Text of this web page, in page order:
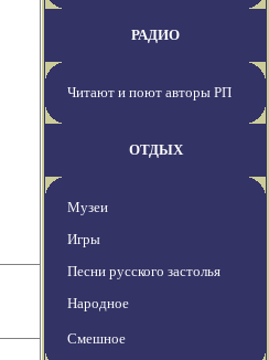
РАДИО
Читают и поют авторы РП
ОТДЫХ
Музеи
Игры
Песни русского застолья
Народное
Смешное